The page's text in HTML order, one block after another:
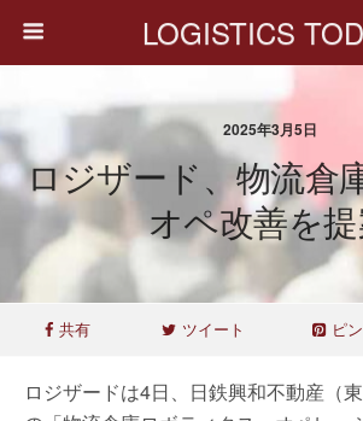
LOGISTICS
2025年3月5日
ロジザード、物流倉
オペ改善を
共有 ツイート ピン
ロジザードは4日、日鉄興和不動産（